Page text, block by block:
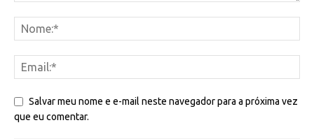
Salvar meu nome e e-mail neste navegador para a próxima vez
que eu comentar.